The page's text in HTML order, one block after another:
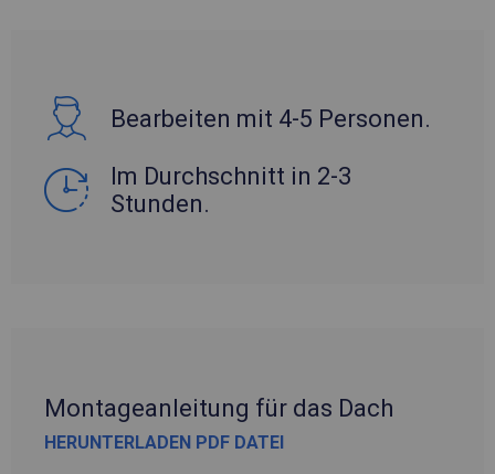
Bearbeiten mit 4-5 Personen.
Im Durchschnitt in 2-3
Stunden.
Montageanleitung für das Dach
HERUNTERLADEN PDF DATEI